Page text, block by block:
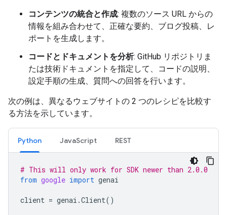
コンテンツの統合と作成: 複数のソース URL からの
情報を組み合わせて、正確な要約、ブログ投稿、レ
ポートを生成します。
コードとドキュメントを分析: GitHub リポジトリま
たは技術ドキュメントを指定して、コードの説明、
設定手順の生成、質問への回答を行います。
次の例は、異なるウェブサイトの 2 つのレシピを比較す
る方法を示しています。
Python JavaScript REST
# This will only work for SDK newer than 2.0.0
from google import genai
client = genai .Client()